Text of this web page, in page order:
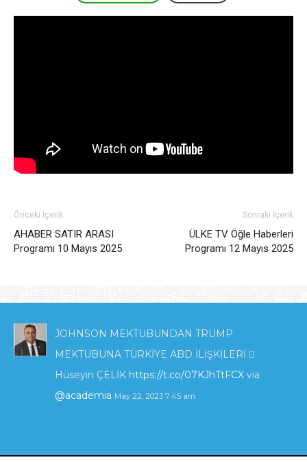
Önceki İçerik
AHABER SATIR ARASI
Programı 10 Mayıs 2025
Sonraki İçerik
ÜLKE TV Öğle Haberleri
Programı 12 Mayıs 2025
JOHNSON MEKTUBUNDAN TRUMP
MEKTUBUNA TÜRKİYE ABD İLİŞKİLERİ 
Hüseyin ÇELİK https://t.co/07KJhTtFCX via
@academia May 22, 2023 7:45 am
_İLGİSİ_.pdfhttps://t.co/zTcmJSrl3Ivia